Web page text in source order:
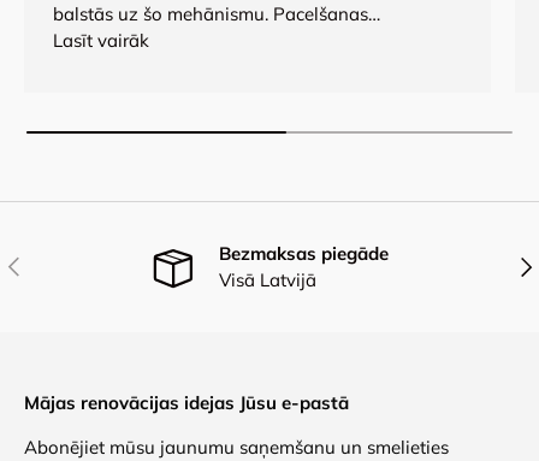
balstās uz šo mehānismu. Pacelšanas
mehānisma jaudu nodrošina gāzes amortizators.
Lasīt vairāk
Iepriekšējais
Bezmaksas piegāde
Visā Latvijā
Mājas renovācijas idejas Jūsu e-pastā
Abonējiet mūsu jaunumu saņemšanu un smelieties